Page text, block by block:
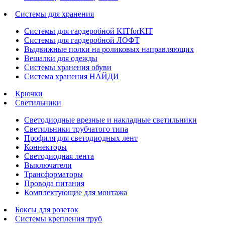
Системы для хранения
Системы для гардеробной KITforKIT
Системы для гардеробной ЛОФТ
Выдвижные полки на роликовых направляющих
Вешалки для одежды
Системы хранения обуви
Система хранения НАЙДИ
Крючки
Светильники
Светодиодные врезные и накладные светильники
Светильники трубчатого типа
Профиля для светодиодных лент
Коннекторы
Светодиодная лента
Выключатели
Трансформаторы
Провода питания
Комплектующие для монтажа
Боксы для розеток
Системы крепления труб